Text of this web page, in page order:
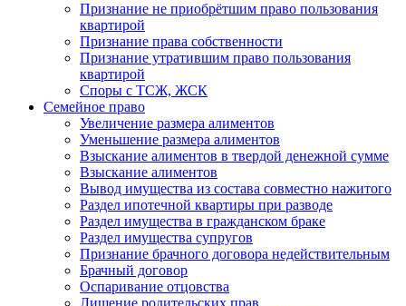
Признание не приобрётшим право пользования
квартирой
Признание права собственности
Признание утратившим право пользования
квартирой
Споры с ТСЖ, ЖСК
Семейное право
Увеличение размера алиментов
Уменьшение размера алиментов
Взыскание алиментов в твердой денежной сумме
Взыскание алиментов
Вывод имущества из состава совместно нажитого
Раздел ипотечной квартиры при разводе
Раздел имущества в гражданском браке
Раздел имущества супругов
Признание брачного договора недействительным
Брачный договор
Оспаривание отцовства
Лишение родительских прав